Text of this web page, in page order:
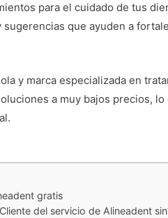
para el cuidado de tus
que ayuden a
y marca especializada en
a muy bajos precios, lo
gratis
del servicio de Alineadent